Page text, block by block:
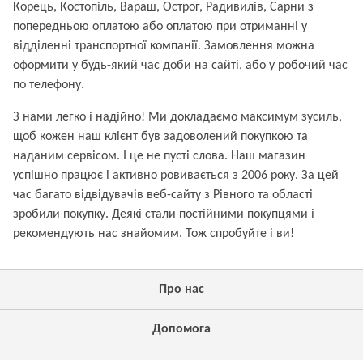
Корець, Костопіль, Вараш, Острог, Радивилів, Сарни з
попередньою оплатою або оплатою при отриманні у
відділенні транспортної компанії. Замовлення можна
оформити у будь-який час доби на сайті, або у робочий час
по телефону.
З нами легко і надійно! Ми докладаємо максимум зусиль,
щоб кожен наш клієнт був задоволений покупкою та
наданим сервісом. І це не пусті слова. Наш магазин
успішно працює і активно ровивається з 2006 року. За цей
час багато відвідувачів веб-сайту з Рівного та області
зробили покупку. Деякі стали постійними покупцями і
рекомендують нас знайомим. Тож спробуйте і ви!
Про нас
Допомога